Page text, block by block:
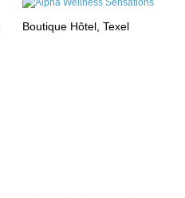
Boutique Hôtel, Texel